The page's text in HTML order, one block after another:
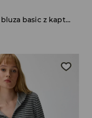
Rozpinana bluza basic z kapturem brązowa